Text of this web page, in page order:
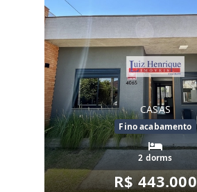
CASAS
Fino acabamento
2 dorms
R$ 443.000